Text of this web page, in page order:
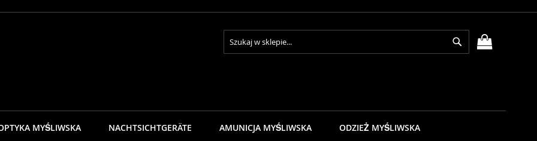
Search
Search
MYŚLIWSKA NACHTSICHTGERÄTE AMUNICJA MYŚLIWSKA ODZIEŻ MYŚLIWSKA